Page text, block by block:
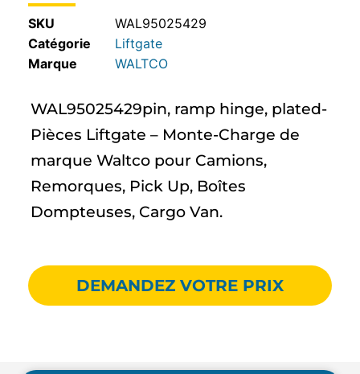
SKU
WAL95025429
Catégorie
Liftgate
WALTCO
WAL95025429pin, ramp hinge, plated-
Pièces Liftgate – Monte-Charge de
marque Waltco pour Camions,
Remorques, Pick Up, Boîtes
Dompteuses, Cargo Van.
DEMANDEZ VOTRE PRIX